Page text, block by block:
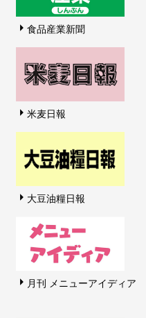
食品産業新聞
米麦日報
大豆油糧日報
月刊 メニューアイディア